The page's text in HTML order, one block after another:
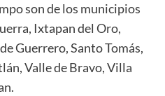
son de los municipios
Ixtapan del Oro,
Guerrero, Santo Tomás,
Valle de Bravo, Villa